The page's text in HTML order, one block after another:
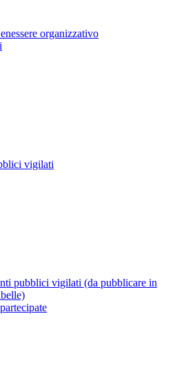
organizzativo
vigilati
pubblici vigilati (da pubblicare in